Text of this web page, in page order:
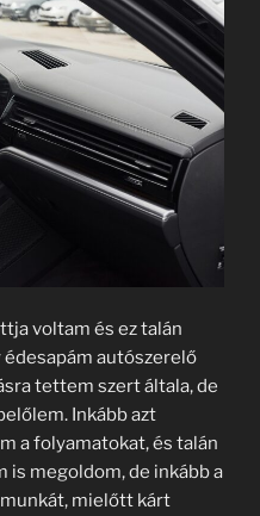
voltam és ez talán
autószerelő
tettem szert általa, de
Inkább azt
a folyamatokat, és talán
is megoldom, de inkább a
mielőtt kárt